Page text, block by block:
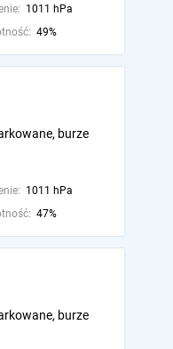
1011 hPa
49%
burze
1011 hPa
47%
burze